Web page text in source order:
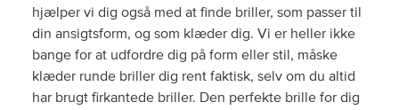
hjælper vi dig også med at finde briller, som passer til
din ansigtsform, og som klæder dig. Vi er heller ikke
bange for at udfordre dig på form eller stil, måske
klæder runde briller dig rent faktisk, selv om du altid
har brugt firkantede briller. Den perfekte brille for dig